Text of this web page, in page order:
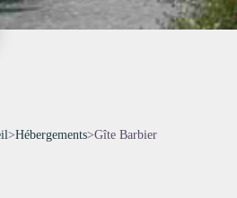
>Hébergements>Gîte Barbier